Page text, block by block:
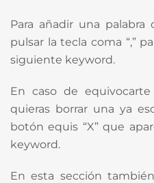
Para añadir una
pulsar la tecla coma “,”
siguiente keyword.
En caso de
quieras borrar una ya
botón equis “X” que
keyword.
En esta sección